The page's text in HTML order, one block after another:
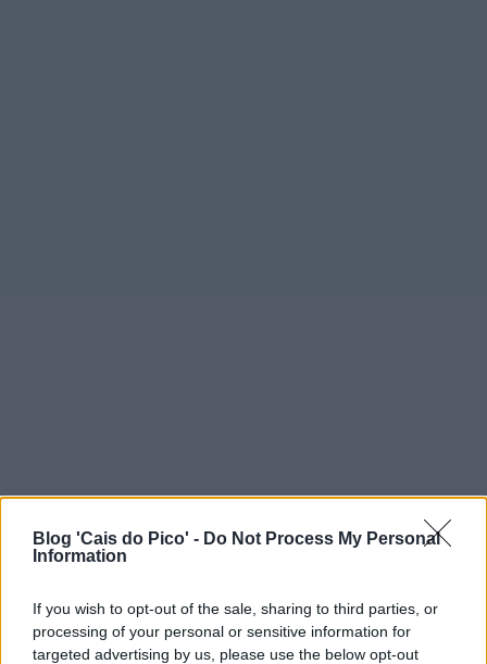
Blog 'Cais do Pico' - Do Not Process My Personal
Information
If you wish to opt-out of the sale, sharing to third parties, or
processing of your personal or sensitive information for
targeted advertising by us, please use the below opt-out